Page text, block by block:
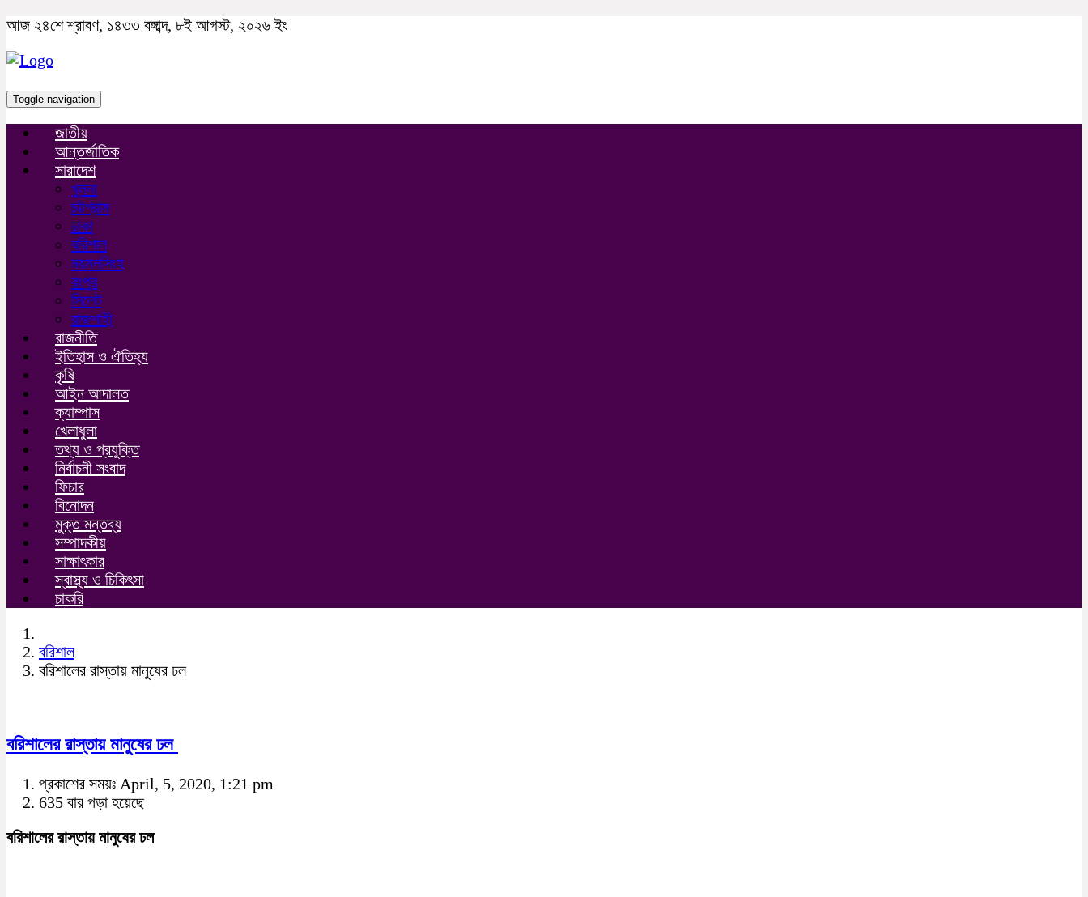
আজ ২৪শে শ্রাবণ, ১৪৩৩ বঙ্গাব্দ, ৮ই আগস্ট, ২০২৬ ইং
Toggle navigation
জাতীয়
আন্তর্জাতিক
সারাদেশ
খুলনা
চট্টগ্রাম
ঢাকা
বরিশাল
ময়মনসিংহ
রংপুর
সিলেট
রাজশাহী
রাজনীতি
ইতিহাস ও ঐতিহ্য
কৃষি
আইন আদালত
ক্যাম্পাস
খেলাধুলা
তথ্য ও প্রযুক্তি
নির্বাচনী সংবাদ
ফিচার
বিনোদন
মুক্ত মন্তব্য
সম্পাদকীয়
সাক্ষাৎকার
স্বাস্থ্য ও চিকিৎসা
চাকরি
বরিশাল
বরিশালের রাস্তায় মানুষের ঢল
বরিশালের রাস্তায় মানুষের ঢল
প্রকাশের সময়ঃ April, 5, 2020, 1:21 pm
635 বার পড়া হয়েছে
বরিশালের রাস্তায় মানুষের ঢল